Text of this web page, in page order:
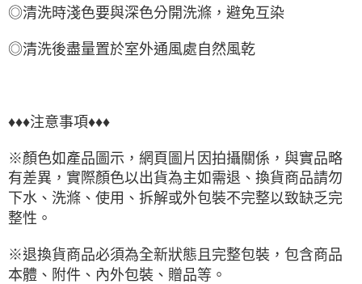
◎清洗時淺色要與深色分開洗滌，避免互染
◎清洗後盡量置於室外通風處自然風乾
♦♦♦注意事項♦♦♦
※顏色如產品圖示，網頁圖片因拍攝關係，與實品略
有差異，實際顏色以出貨為主如需退、換貨商品請勿
下水、洗滌、使用、拆解或外包裝不完整以致缺乏完
整性。
※退換貨商品必須為全新狀態且完整包裝，包含商品
本體、附件、內外包裝、贈品等。